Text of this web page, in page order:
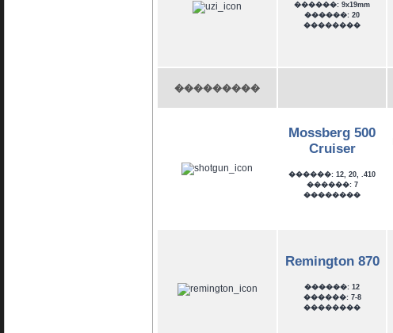
������: 9x19mm
������: 20
��������
���������
Mossberg 500
Cruiser
������: 12, 20, .410
������: 7
��������
Remington 870
������: 12
������: 7-8
��������